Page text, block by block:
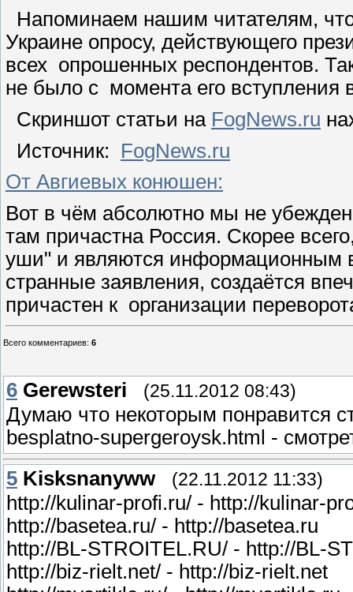
Напоминаем нашим читателям,
Украине опросу, действующего
всех опрошенных респондентов.
не было с момента его вступления
Скриншот статьи на FogNews.ru
Источник: FogNews.ru
От Авгиевых конюшен:
Вот в чём абсолютно мы не
там причастна Россия. Скорее
уши" и являются информационным
странные заявления, создаётся
причастен к организации
Всего комментариев: 6
6 Gerewsteri (25.11.2012 08:43)
Думаю что некоторым понравится
besplatno-supergeroysk.html -
5 Kisksnanyww (22.11.2012 11:33)
http://kulinar-profi.ru/ - http://kulinar-
http://basetea.ru/ - http://basetea.ru
http://BL-STROITEL.RU/ - http://BL-
http://biz-rielt.net/ - http://biz-rielt.net